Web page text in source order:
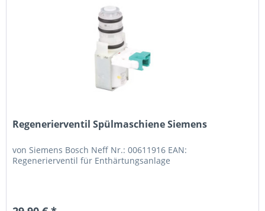
Regenerierventil Spülmaschiene Siemens
von Siemens Bosch Neff Nr.: 00611916 EAN:
Regenerierventil für Enthärtungsanlage